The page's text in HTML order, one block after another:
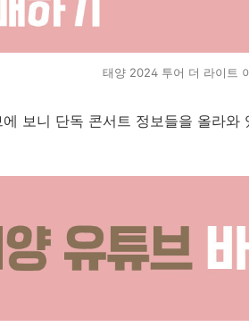
태양 2024 투어 더 라이트
보니 단독 콘서트 정보들을 올라